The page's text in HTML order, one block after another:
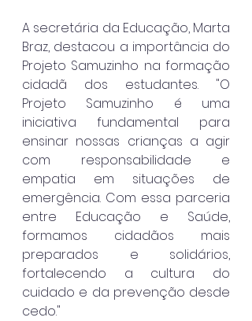
A secretária da Educação, Marta
Braz, destacou a importância do
Projeto Samuzinho na formação
cidadã dos estudantes. "O
Projeto Samuzinho é uma
iniciativa fundamental para
ensinar nossas crianças a agir
com responsabilidade e
empatia em situações de
emergência. Com essa parceria
entre Educação e Saúde,
formamos cidadãos mais
preparados e solidários,
fortalecendo a cultura do
cuidado e da prevenção desde
cedo."